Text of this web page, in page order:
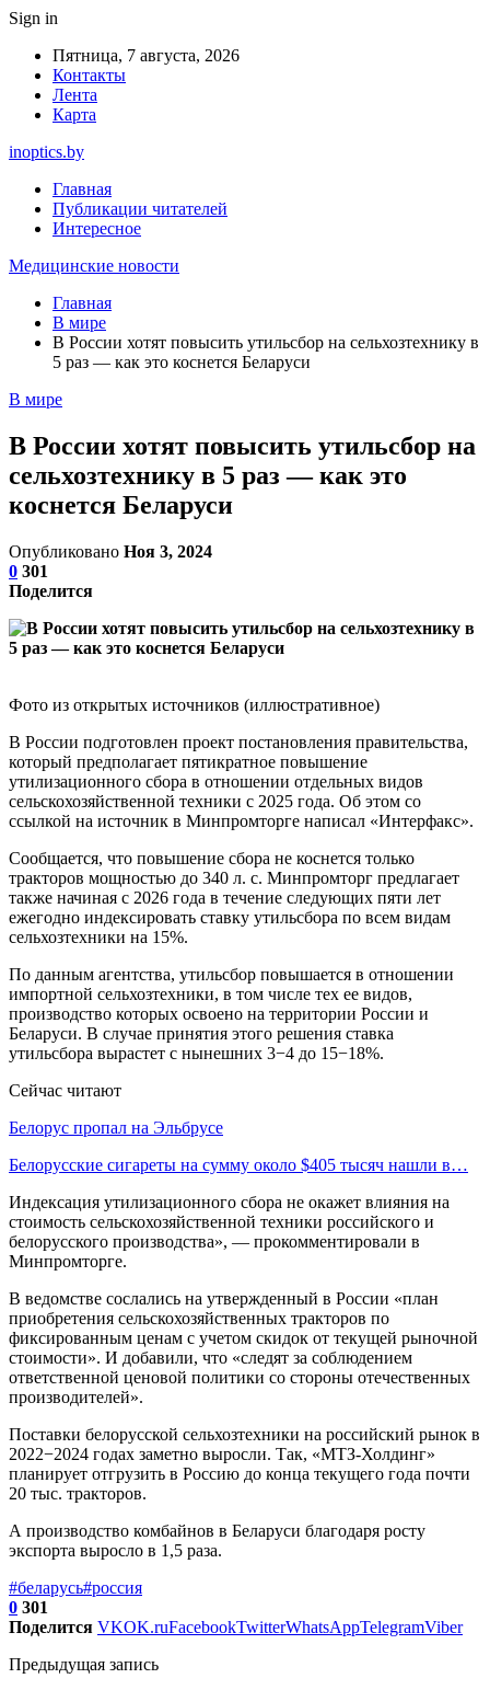
Sign in
Пятница, 7 августа, 2026
Контакты
Лента
Карта
inoptics.by
Главная
Публикации читателей
Интересное
Медицинские новости
Главная
В мире
В России хотят повысить утильсбор на сельхозтехнику в
5 раз — как это коснется Беларуси
В мире
В России хотят повысить утильсбор на
сельхозтехнику в 5 раз — как это
коснется Беларуси
Опубликовано Ноя 3, 2024
0 301
Поделится
Фото из открытых источников (иллюстративное)
В России подготовлен проект постановления правительства,
который предполагает пятикратное повышение
утилизационного сбора в отношении отдельных видов
сельскохозяйственной техники с 2025 года. Об этом со
ссылкой на источник в Минпромторге написал «Интерфакс».
Сообщается, что повышение сбора не коснется только
тракторов мощностью до 340 л. с. Минпромторг предлагает
также начиная с 2026 года в течение следующих пяти лет
ежегодно индексировать ставку утильсбора по всем видам
сельхозтехники на 15%.
По данным агентства, утильсбор повышается в отношении
импортной сельхозтехники, в том числе тех ее видов,
производство которых освоено на территории России и
Беларуси. В случае принятия этого решения ставка
утильсбора вырастет с нынешних 3−4 до 15−18%.
Сейчас читают
Белорус пропал на Эльбрусе
Белорусские сигареты на сумму около $405 тысяч нашли в…
Индексация утилизационного сбора не окажет влияния на
стоимость сельскохозяйственной техники российского и
белорусского производства», — прокомментировали в
Минпромторге.
В ведомстве сослались на утвержденный в России «план
приобретения сельскохозяйственных тракторов по
фиксированным ценам с учетом скидок от текущей рыночной
стоимости». И добавили, что «следят за соблюдением
ответственной ценовой политики со стороны отечественных
производителей».
Поставки белорусской сельхозтехники на российский рынок в
2022−2024 годах заметно выросли. Так, «МТЗ-Холдинг»
планирует отгрузить в Россию до конца текущего года почти
20 тыс. тракторов.
А производство комбайнов в Беларуси благодаря росту
экспорта выросло в 1,5 раза.
#беларусь#россия
0 301
Поделится VKOK.ruFacebookTwitterWhatsAppTelegramViber
Предыдущая запись